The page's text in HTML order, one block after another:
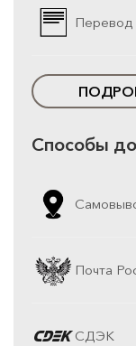
Перевод
Способы
Почта
СДЭК